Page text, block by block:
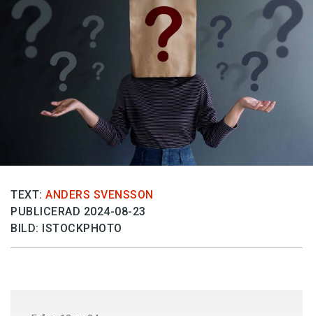
Kviss
Podden
Anmäl till språkpolisen
Föreslå nyord
Annonsera
Läs Språktidningen digitalt
Press
TEXT: ANDERS SVENSSON
PUBLICERAD 2024-08-23
BILD: ISTOCKPHOTO